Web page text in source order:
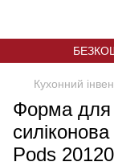
Кухонний
Форма для
Pods 20120